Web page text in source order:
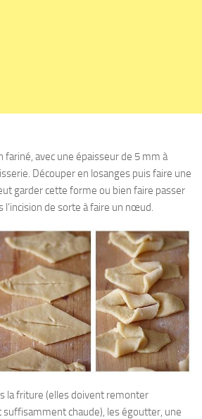
fariné, avec une épaisseur de 5 mm à
Découper en losanges puis faire une
garder cette forme ou bien faire passer
l’incision de sorte à faire un nœud.
la friture (elles doivent remonter
suffisamment chaude), les égoutter, une